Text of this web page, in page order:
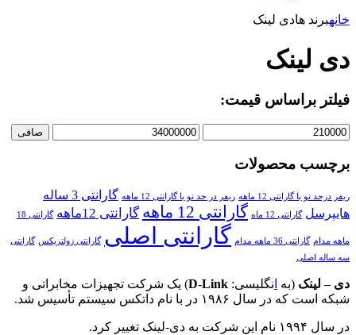
خانهبرند هادی لینک
دی لینک
فیلتر براساس قیمت:
صافی
برچسب محصولات
ریفر درحد نو با گارانتی 12 ماهه ریفر در حد نو با گارانتی 12 ماهه
گارانتی 3 ساله
هایپرسل گارانتی 12 ماه گارانتی 12 ماهه گارانتی 12ماهه گارانتی 18
ماهه مدام گارانتی 36 ماهه مدام گارانتی اصلی گارانتی زولتریکس گارانتی
سه ساله اصلی
دی – لینک (به نگلیسی: D-Link) یک شرکت تجهیزات مخابراتی و
شبکه است که در سال ۱۹۸۶ در با نام داتکس سیستم تأسیس شد.
در سال ۱۹۹۴ نام این شرکت به دی-لینک تغییر کرد.